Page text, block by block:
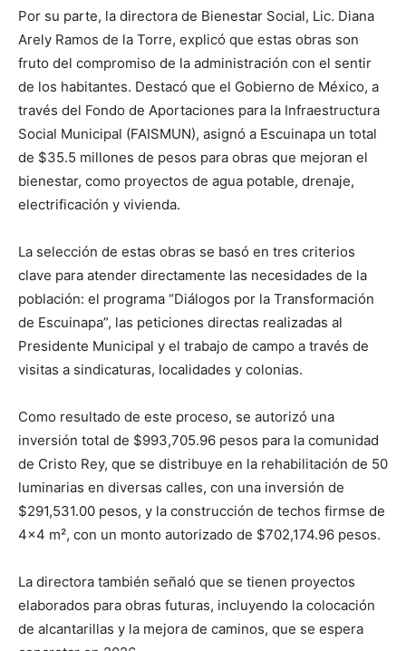
Por su parte, la directora de Bienestar Social, Lic. Diana
Arely Ramos de la Torre, explicó que estas obras son
fruto del compromiso de la administración con el sentir
de los habitantes. Destacó que el Gobierno de México, a
través del Fondo de Aportaciones para la Infraestructura
Social Municipal (FAISMUN), asignó a Escuinapa un total
de $35.5 millones de pesos para obras que mejoran el
bienestar, como proyectos de agua potable, drenaje,
electrificación y vivienda.
La selección de estas obras se basó en tres criterios
clave para atender directamente las necesidades de la
población: el programa “Diálogos por la Transformación
de Escuinapa”, las peticiones directas realizadas al
Presidente Municipal y el trabajo de campo a través de
visitas a sindicaturas, localidades y colonias.
Como resultado de este proceso, se autorizó una
inversión total de $993,705.96 pesos para la comunidad
de Cristo Rey, que se distribuye en la rehabilitación de 50
luminarias en diversas calles, con una inversión de
$291,531.00 pesos, y la construcción de techos firmse de
4×4 m², con un monto autorizado de $702,174.96 pesos.
La directora también señaló que se tienen proyectos
elaborados para obras futuras, incluyendo la colocación
de alcantarillas y la mejora de caminos, que se espera